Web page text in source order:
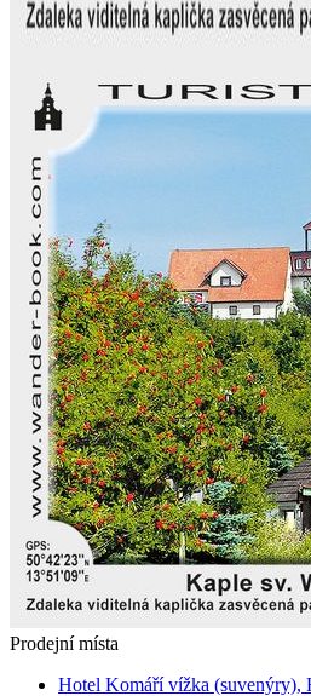
Prodejní místa
Hotel Komáří vížka (suvenýry),